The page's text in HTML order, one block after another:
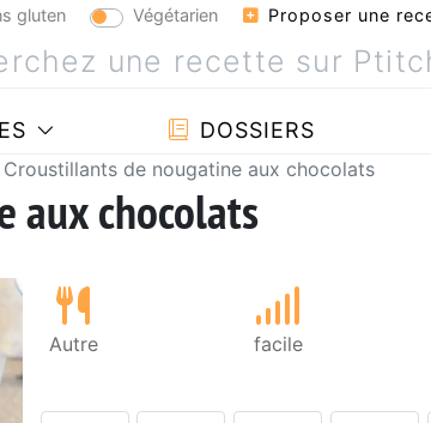
gluten Végétarien Proposer une
DOSSIERS
Croustillants de nougatine aux chocolats
aux chocolats
Autre facile